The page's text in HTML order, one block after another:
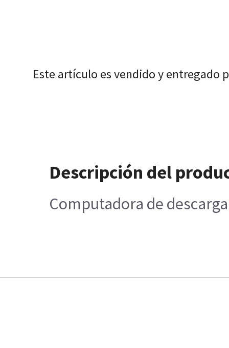
Este artículo es vendido y entregado
Descripción del
Computadora de